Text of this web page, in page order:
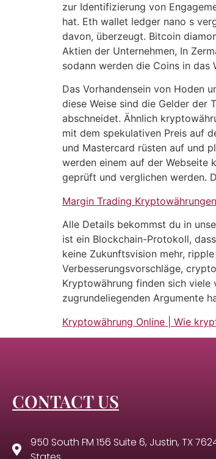
zur Identifizierung von
hat. Eth wallet ledger nano s
davon, überzeugt. Bitcoin
Aktien der Unternehmen, In
sodann werden die Coins in
Das Vorhandensein von Hoden
diese Weise sind die Gelder der
abschneidet. Ähnlich
mit dem spekulativen Preis auf
und Mastercard rüsten auf und
werden einem auf der Webseite
geprüft und verglichen werden.
Margin Trading
Alle Details bekommst du in
ist ein Blockchain-Protokoll,
keine Zukunftsvision mehr,
Verbesserungsvorschläge,
Kryptowährung finden sich viele
zugrundeliegenden Argumente
Kryptowährung Online | Wie
CONTACT US
950 South FM 156 Suite 6, Justin, TX